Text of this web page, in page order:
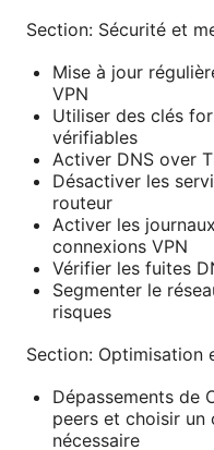
Section: Sécurité et
Mise à jour
VPN
Utiliser des clés
vérifiables
Activer DNS over
Désactiver les
routeur
Activer les
connexions VPN
Vérifier les fuites
Segmenter le
risques
Section: Optimisation
Dépassements de
peers et choisir un
nécessaire